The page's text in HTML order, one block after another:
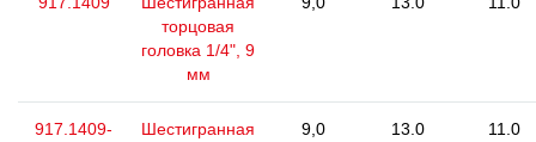
торцовая
головка 1/4", 9
мм
917.1409-
Шестигранная
9,0 13.0 11.0